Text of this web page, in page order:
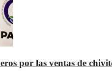
por las ventas de